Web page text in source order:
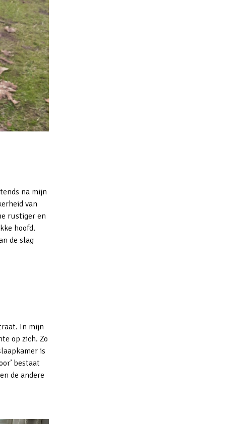
na mijn
van
rustiger en
hoofd.
de slag
In mijn
op zich. Zo
is
bestaat
de andere